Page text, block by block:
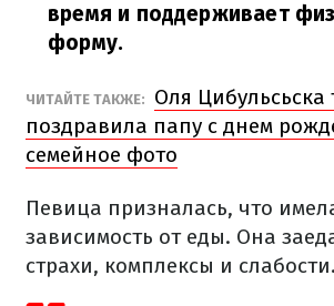
время и поддерживает
форму.
ЧИТАЙТЕ ТАКЖЕ:
Оля Цибульсьска
поздравила папу с днем
семейное фото
Певица призналась, что
зависимость от еды. Она
страхи, комплексы и слабости.